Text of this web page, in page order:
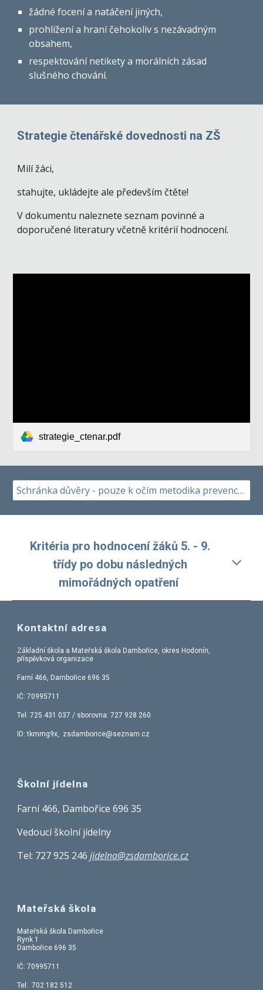
žádné focení a natáčení jiných,
prohlížení a hraní čehokoliv s nezávadným
obsahem,
respektování netikety a morálních zásad
slušného chování.
Strategie čtenářské dovednosti na ZŠ
Milí žáci,
stahujte, ukládejte ale především čtěte!
V dokumentu naleznete seznam povinné a
doporučené literatury včetně kritérií hodnocení.
strategie_ctenar.pdf
Schránka důvěry - pouze k očím metodika prevence, anonymní
Kritéria pro hodnocení žáků 5. - 9.
třídy po dobu následných
mimořádných opatření
Kontaktní adresa
Základní škola a Mateřská škola Dambořice, okres Hodonín,
příspěvková organizace
Farní 466, Dambořice 696 35
IČ: 70995711
Tel:725 431 037/ sborovna: 727 928 260
ID: tkmmg9x, zsdamborice@seznam.cz
Školní jídelna
Farní 466, Dambořice 696 35
Vedoucí školní jídelny
Tel: 727 925 246 jidelna@zsdamborice.cz
Mateřská škola
Mateřská škola Dambořice
Rynk 1
Dambořice 696 35
IČ: 70995711
Tel: 702 182 512